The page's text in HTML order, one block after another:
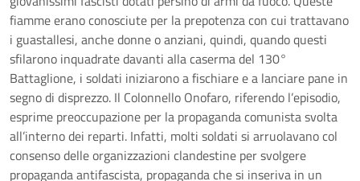
fiamme erano conosciute per la prepotenza con cui trattavano
i guastallesi, anche donne o anziani, quindi, quando questi
sfilarono inquadrate davanti alla caserma del 130°
Battaglione, i soldati iniziarono a fischiare e a lanciare pane in
segno di disprezzo. Il Colonnello Onofaro, riferendo l’episodio,
esprime preoccupazione per la propaganda comunista svolta
all’interno dei reparti. Infatti, molti soldati si arruolavano col
consenso delle organizzazioni clandestine per svolgere
propaganda antifascista, propaganda che si inseriva in un